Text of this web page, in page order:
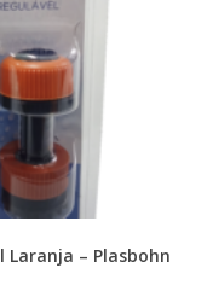
Laranja – Plasbohn